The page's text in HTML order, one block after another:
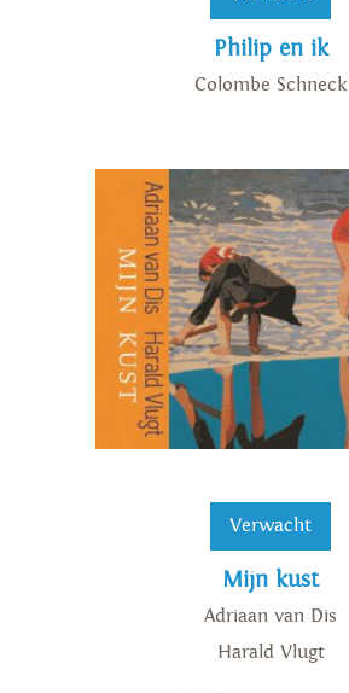
Philip en ik
Colombe Schneck
Verwacht
Mijn kust
Adriaan van Dis
Harald Vlugt